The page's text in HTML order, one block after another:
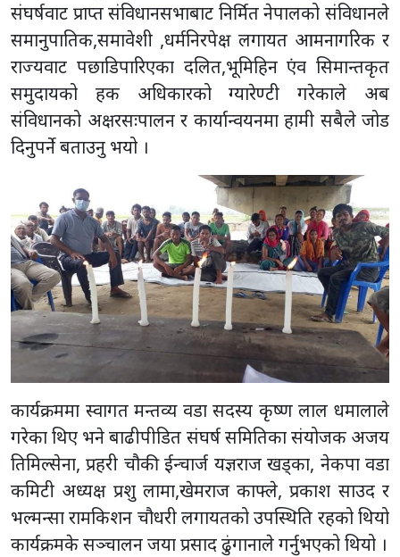
संघर्षवाट प्राप्त संविधानसभाबाट निर्मित नेपालको संविधानले
समानुपातिक,समावेशी ,धर्मनिरपेक्ष लगायत आमनागरिक र
राज्यवाट पछाडिपारिएका दलित,भूमिहिन एंव सिमान्तकृत
समुदायको हक अधिकारको ग्यारेण्टी गरेकाले अब
संविधानको अक्षरसःपालन र कार्यान्वयनमा हामी सबैले जोड
दिनुपर्ने बताउनु भयो ।
कार्यक्रममा स्वागत मन्तव्य वडा सदस्य कृष्ण लाल धमालाले
गरेका थिए भने बाढीपीडित संघर्ष समितिका संयोजक अजय
तिमिल्सेना, प्रहरी चौकी ईन्चार्ज यज्ञराज खड्का, नेकपा वडा
कमिटी अध्यक्ष प्रशु लामा,खेमराज काफ्ले, प्रकाश साउद र
भल्मन्सा रामकिशन चौधरी लगायतको उपस्थिति रहको थियो
कार्यक्रमके सञ्चालन जया प्रसाद ढुंगानाले गर्नुभएको थियो ।